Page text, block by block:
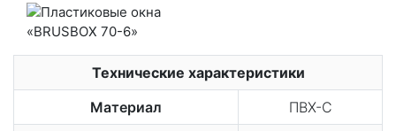
Технические характеристики
Материал
ПВХ-С